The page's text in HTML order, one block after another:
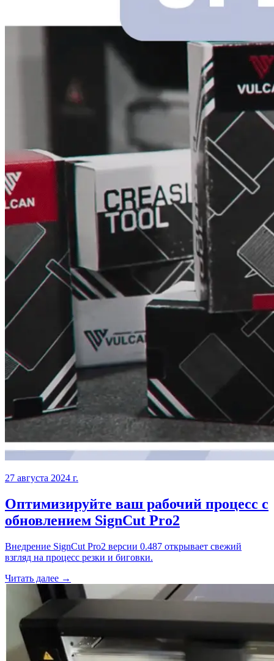
27 августа 2024 г.
Оптимизируйте ваш рабочий процесс с
обновлением SignCut Pro2
Внедрение SignCut Pro2 версии 0.487 открывает свежий
взгляд на процесс резки и биговки.
Читать далее →